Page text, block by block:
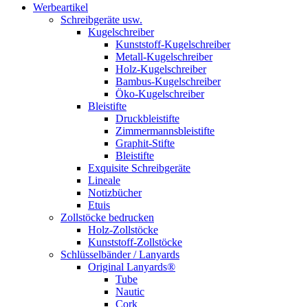
Werbeartikel
Schreibgeräte usw.
Kugelschreiber
Kunststoff-Kugelschreiber
Metall-Kugelschreiber
Holz-Kugelschreiber
Bambus-Kugelschreiber
Öko-Kugelschreiber
Bleistifte
Druckbleistifte
Zimmermannsbleistifte
Graphit-Stifte
Bleistifte
Exquisite Schreibgeräte
Lineale
Notizbücher
Etuis
Zollstöcke bedrucken
Holz-Zollstöcke
Kunststoff-Zollstöcke
Schlüsselbänder / Lanyards
Original Lanyards®
Tube
Nautic
Cork